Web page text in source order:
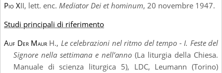
Pio XII, lett. enc.Mediator Dei et hominum, 20 novembre 1947.
Studi principali di riferimento
Auf Der Maur H., Le celebrazioni nel ritmo del tempo - I. Feste del
Signore nella settimana e nell’anno (La liturgia della Chiesa.
Manuale di scienza liturgica 5), LDC, Leumann (Torino)